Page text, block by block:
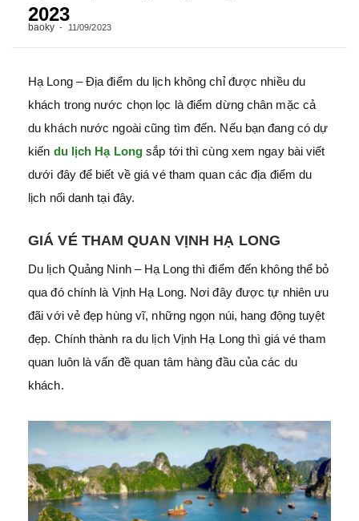
2023
baoky 11/09/2023
Hạ Long – Địa điểm du lịch không chỉ được nhiều du
khách trong nước chọn lọc là điểm dừng chân mặc cả
du khách nước ngoài cũng tìm đến. Nếu bạn đang có dự
kiến du lịch Hạ Long sắp tới thì cùng xem ngay bài viết
dưới đây để biết về giá vé tham quan các địa điểm du
lịch nổi danh tại đây.
GIÁ VÉ THAM QUAN VỊNH HẠ LONG
Du lịch Quảng Ninh – Hạ Long thì điểm đến không thể bỏ
qua đó chính là Vịnh Hạ Long. Nơi đây được tự nhiên ưu
đãi với vẻ đẹp hùng vĩ, những ngọn núi, hang động tuyệt
đẹp. Chính thành ra du lịch Vịnh Hạ Long thì giá vé tham
quan luôn là vấn đề quan tâm hàng đầu của các du
khách.